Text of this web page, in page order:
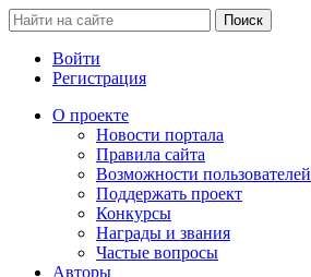
Войти
Регистрация
О проекте
Новости портала
Правила сайта
Возможности пользователей
Поддержать проект
Конкурсы
Награды и звания
Частые вопросы
Авторы